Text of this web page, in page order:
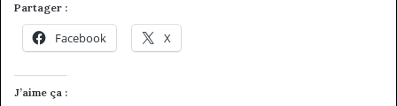
Partager :
Facebook X
J’aime ça :